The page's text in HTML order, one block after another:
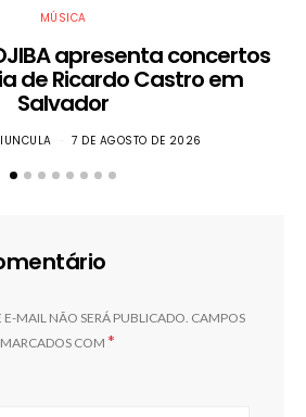
MÚSICA
apresenta concertos
de Ricardo Castro em
Salvador
7 DE AGOSTO DE 2026
E-MAIL NÃO SERÁ PUBLICADO. CAMPOS
COM *